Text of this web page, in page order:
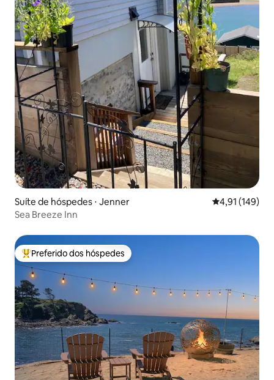
Suíte de hóspedes ⋅ Jenner 4,91 de uma
4,91 (149)
Sea Breeze Inn
Entre os melhores preferidos dos hóspedes
Preferido dos hóspedes